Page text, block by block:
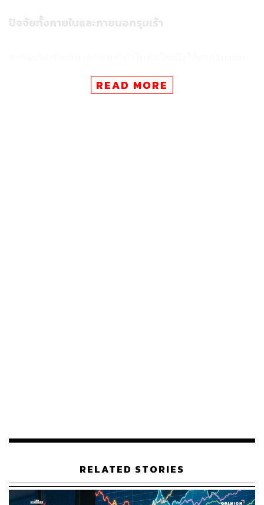
ปัจจัยทั้งภายในและภายนอกรุมเร้า
เริ่มจากตลาดหุ้นทั่วโลกเริ่มเกิดการ Sector Rotation จาก
บริษัทจดทะเบียนที่มีการปรับลดลงในปี 2566
แม้จะดูซบเซา แต่ยังมีหวังฟื้นตัวในครึ่งหลังของปี
READ MORE
RELATED STORIES